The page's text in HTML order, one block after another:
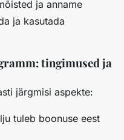
ja anname
ja kasutada
tingimused ja
järgmisi aspekte:
tuleb boonuse eest